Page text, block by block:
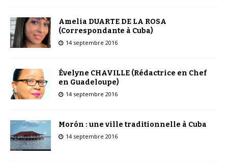
Amelia DUARTE DE LA ROSA
(Correspondante à Cuba)
14 septembre 2016
Évelyne CHAVILLE (Rédactrice en Chef
en Guadeloupe)
14 septembre 2016
Morón : une ville traditionnelle à Cuba
14 septembre 2016